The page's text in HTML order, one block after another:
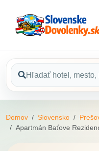
Domov Slovensko
Apartmán Baťove